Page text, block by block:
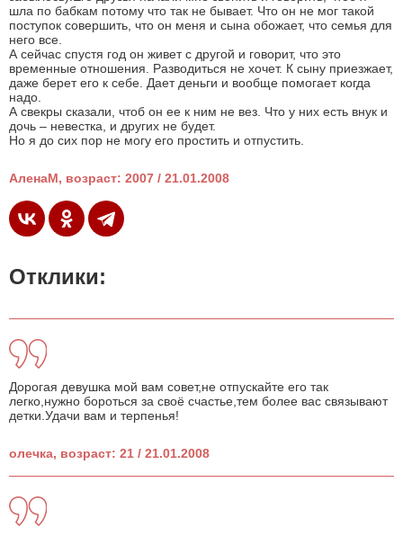
шла по бабкам потому что так не бывает. Что он не мог такой
поступок совершить, что он меня и сына обожает, что семья для
него все.
А сейчас спустя год он живет с другой и говорит, что это
временные отношения. Разводиться не хочет. К сыну приезжает,
даже берет его к себе. Дает деньги и вообще помогает когда
надо.
А свекры сказали, чтоб он ее к ним не вез. Что у них есть внук и
дочь – невестка, и других не будет.
Но я до сих пор не могу его простить и отпустить.
АленаМ, возраст: 2007 / 21.01.2008
Отклики:
Дорогая девушка мой вам совет,не отпускайте его так
легко,нужно бороться за своё счастье,тем более вас связывают
детки.Удачи вам и терпенья!
олечка, возраст: 21 / 21.01.2008